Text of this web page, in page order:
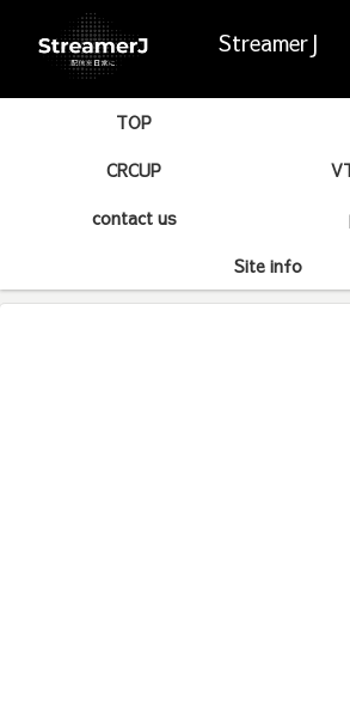
StreamerJ
TOP
CRCUP
contact us
Site info